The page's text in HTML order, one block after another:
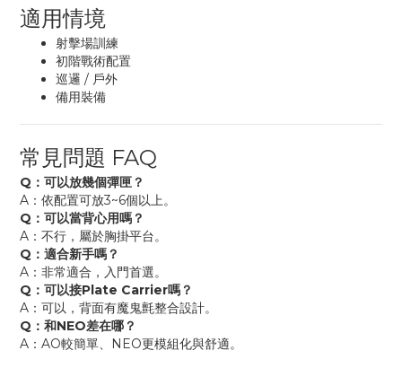
適用情境
射擊場訓練
初階戰術配置
巡邏 / 戶外
備用裝備
常見問題 FAQ
Q：可以放幾個彈匣？
A：依配置可放3~6個以上。
Q：可以當背心用嗎？
A：不行，屬於胸掛平台。
Q：適合新手嗎？
A：非常適合，入門首選。
Q：可以接Plate Carrier嗎？
A：可以，背面有魔鬼氈整合設計。
Q：和NEO差在哪？
A：AO較簡單、NEO更模組化與舒適。